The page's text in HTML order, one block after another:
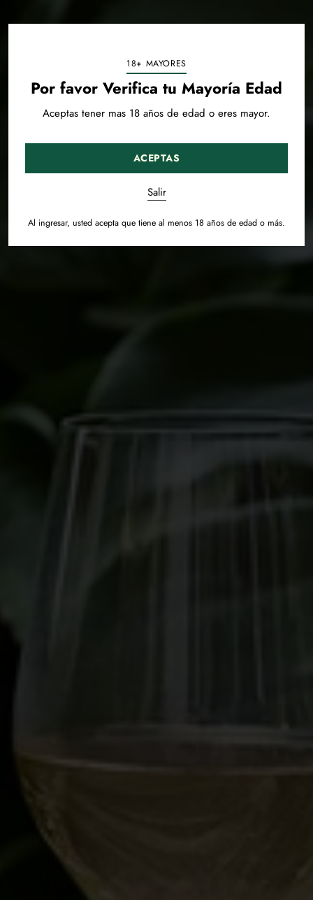
18+ MAYORES
Por favor Verifica tu Mayoría Edad
Aceptas tener mas 18 años de edad o eres mayor.
ACEPTAS
Salir
Al ingresar, usted acepta que tiene al menos 18 años de edad o más.